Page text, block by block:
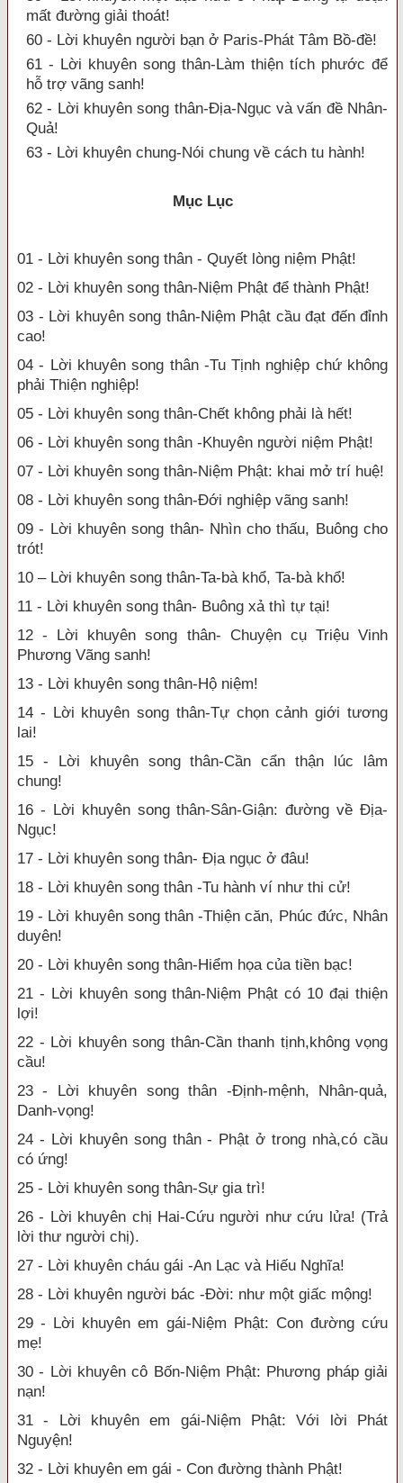
mất đường giải thoát!
60 - Lời khuyên người bạn ở Paris-Phát Tâm Bồ-đề!
61 - Lời khuyên song thân-Làm thiện tích phước để
hỗ trợ vãng sanh!
62 - Lời khuyên song thân-Địa-Ngục và vấn đề Nhân-
Quả!
63 - Lời khuyên chung-Nói chung về cách tu hành!
Mục Lục
01 - Lời khuyên song thân - Quyết lòng niệm Phật!
02 - Lời khuyên song thân-Niệm Phật để thành Phật!
03 - Lời khuyên song thân-Niệm Phật cầu đạt đến đỉnh
cao!
04 - Lời khuyên song thân -Tu Tịnh nghiệp chứ không
phải Thiện nghiệp!
05 - Lời khuyên song thân-Chết không phải là hết!
06 - Lời khuyên song thân -Khuyên người niệm Phật!
07 - Lời khuyên song thân-Niệm Phật: khai mở trí huệ!
08 - Lời khuyên song thân-Đới nghiệp vãng sanh!
09 - Lời khuyên song thân- Nhìn cho thấu, Buông cho
trót!
10 – Lời khuyên song thân-Ta-bà khổ, Ta-bà khổ!
11 - Lời khuyên song thân- Buông xả thì tự tại!
12 - Lời khuyên song thân- Chuyện cụ Triệu Vinh
Phương Vãng sanh!
13 - Lời khuyên song thân-Hộ niệm!
14 - Lời khuyên song thân-Tự chọn cảnh giới tương
lai!
15 - Lời khuyên song thân-Cần cẩn thận lúc lâm
chung!
16 - Lời khuyên song thân-Sân-Giận: đường về Địa-
Ngục!
17 - Lời khuyên song thân- Địa ngục ở đâu!
18 - Lời khuyên song thân -Tu hành ví như thi cử!
19 - Lời khuyên song thân -Thiện căn, Phúc đức, Nhân
duyên!
20 - Lời khuyên song thân-Hiểm họa của tiền bạc!
21 - Lời khuyên song thân-Niệm Phật có 10 đại thiện
lợi!
22 - Lời khuyên song thân-Cần thanh tịnh,không vọng
cầu!
23 - Lời khuyên song thân -Định-mệnh, Nhân-quả,
Danh-vọng!
24 - Lời khuyên song thân - Phật ở trong nhà,có cầu
có ứng!
25 - Lời khuyên song thân-Sự gia trì!
26 - Lời khuyên chị Hai-Cứu người như cứu lửa! (Trả
lời thư người chị).
27 - Lời khuyên cháu gái -An Lạc và Hiếu Nghĩa!
28 - Lời khuyên người bác -Đời: như một giấc mộng!
29 - Lời khuyên em gái-Niệm Phật: Con đường cứu
mẹ!
30 - Lời khuyên cô Bốn-Niệm Phật: Phương pháp giải
nạn!
31 - Lời khuyên em gái-Niệm Phật: Với lời Phát
Nguyện!
32 - Lời khuyên em gái - Con đường thành Phật!